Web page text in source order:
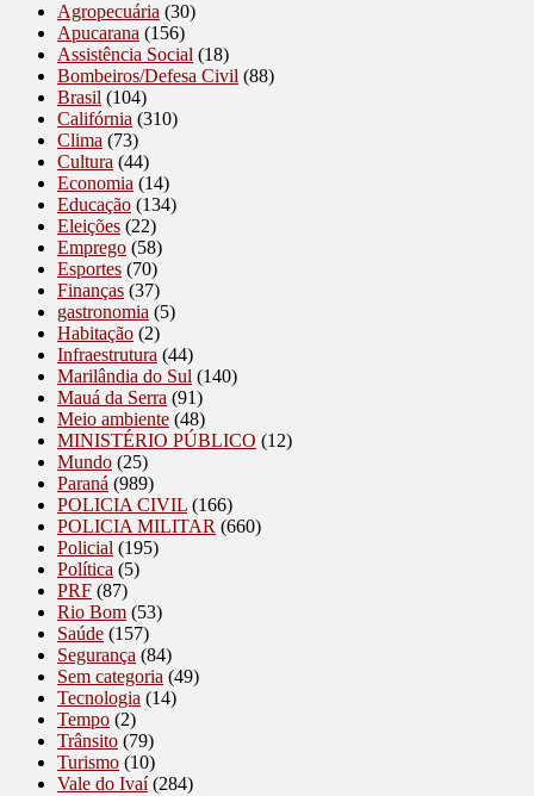
Agropecuária (30)
Apucarana (156)
Assistência Social (18)
Bombeiros/Defesa Civil (88)
Brasil (104)
Califórnia (310)
Clima (73)
Cultura (44)
Economia (14)
Educação (134)
Eleições (22)
Emprego (58)
Esportes (70)
Finanças (37)
gastronomia (5)
Habitação (2)
Infraestrutura (44)
Marilândia do Sul (140)
Mauá da Serra (91)
Meio ambiente (48)
MINISTÉRIO PÚBLICO (12)
Mundo (25)
Paraná (989)
POLICIA CIVIL (166)
POLICIA MILITAR (660)
Policial (195)
Política (5)
PRF (87)
Rio Bom (53)
Saúde (157)
Segurança (84)
Sem categoria (49)
Tecnologia (14)
Tempo (2)
Trânsito (79)
Turismo (10)
Vale do Ivaí(284)